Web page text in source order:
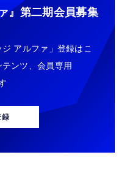
』 第二期会員募集
アルファ」登録はこ
ンツ、会員専用
録